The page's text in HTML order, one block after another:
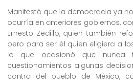
Manifestó que la democracia ya
ocurría en anteriores gobiernos,
Ernesto Zedillo, quien también
pero para ser él quien eligiera a
lo que ocasionó que nunca
cuestionamientos algunas
contra del pueblo de México,